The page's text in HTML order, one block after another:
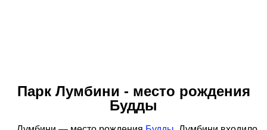
Парк Лумбини - место рождения
Будды